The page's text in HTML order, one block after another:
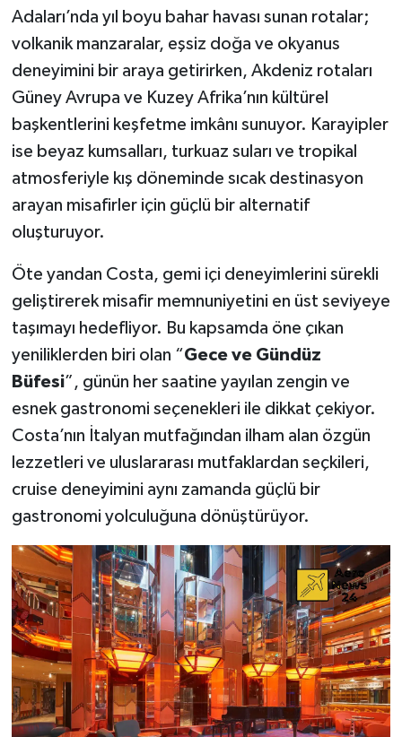
Adaları’nda yıl boyu bahar havası sunan rotalar;
volkanik manzaralar, eşsiz doğa ve okyanus
deneyimini bir araya getirirken, Akdeniz rotaları
Güney Avrupa ve Kuzey Afrika’nın kültürel
başkentlerini keşfetme imkânı sunuyor. Karayipler
ise beyaz kumsalları, turkuaz suları ve tropikal
atmosferiyle kış döneminde sıcak destinasyon
arayan misafirler için güçlü bir alternatif
oluşturuyor.
Öte yandan Costa, gemi içi deneyimlerini sürekli
geliştirerek misafir memnuniyetini en üst seviyeye
taşımayı hedefliyor. Bu kapsamda öne çıkan
yeniliklerden biri olan “Gece ve Gündüz
Büfesi”, günün her saatine yayılan zengin ve
esnek gastronomi seçenekleri ile dikkat çekiyor.
Costa’nın İtalyan mutfağından ilham alan özgün
lezzetleri ve uluslararası mutfaklardan seçkileri,
cruise deneyimini aynı zamanda güçlü bir
gastronomi yolculuğuna dönüştürüyor.